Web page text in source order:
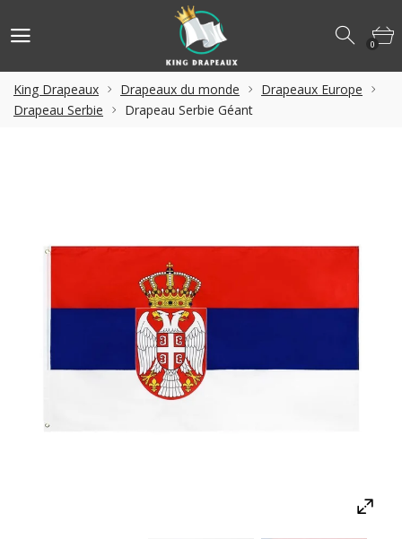
0
King Drapeaux Drapeaux du monde
Drapeaux Europe
Drapeau Serbie
Drapeau Serbie Géant